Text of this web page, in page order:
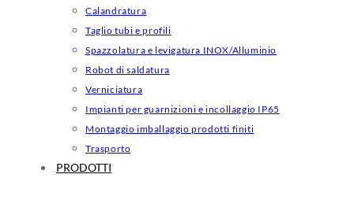
Calandratura
Taglio tubi e profili
Spazzolatura e levigatura INOX/Alluminio
Robot di saldatura
Verniciatura
Impianti per guarnizioni e incollaggio IP65
Montaggio imballaggio prodotti finiti
Trasporto
PRODOTTI